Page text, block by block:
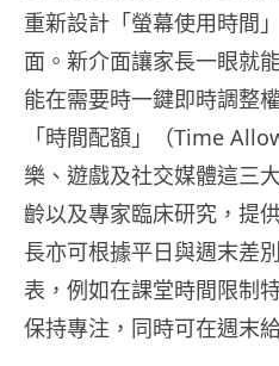
重新設計「螢幕使用時間
面。新介面讓家長一眼就
能在需要時一鍵即時調整
「時間配額」（Time
樂、遊戲及社交媒體這三
齡以及專家臨床研究，提
長亦可根據平日與週末差
表，例如在課堂時間限制
保持專注，同時可在週末